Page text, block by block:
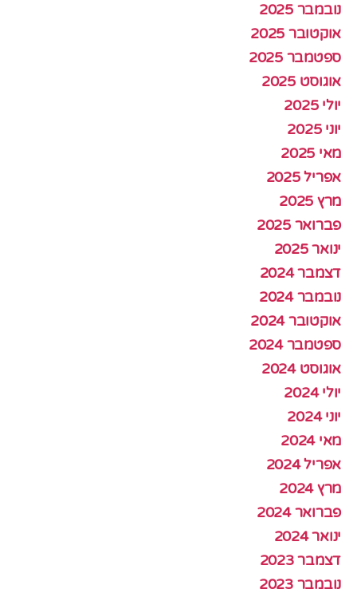
נובמבר 2025
אוקטובר 2025
ספטמבר 2025
אוגוסט 2025
יולי 2025
יוני 2025
מאי 2025
אפריל 2025
מרץ 2025
פברואר 2025
ינואר 2025
דצמבר 2024
נובמבר 2024
אוקטובר 2024
ספטמבר 2024
אוגוסט 2024
יולי 2024
יוני 2024
מאי 2024
אפריל 2024
מרץ 2024
פברואר 2024
ינואר 2024
דצמבר 2023
נובמבר 2023